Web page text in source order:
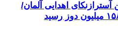
آسترازنکای اهدایی آلمان/